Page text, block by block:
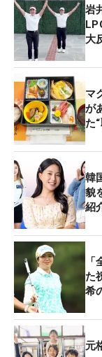
岩
大
マ
が
た
韓
貌
紹
た
希
元